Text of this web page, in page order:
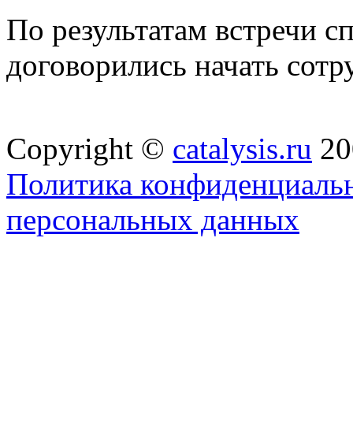
По результатам встречи
договорились начать
Copyright © catalysis.ru
Политика
персональных данных